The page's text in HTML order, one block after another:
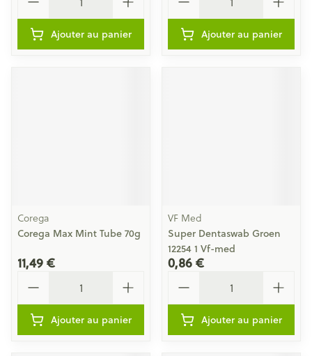
Ajouter au panier Ajouter au panier
Corega
Corega Max Mint Tube 70g
11,49 €
Ajouter au panier
VF Med
Super Dentaswab Groen
12254 1 Vf-med
0,86 €
Ajouter au panier